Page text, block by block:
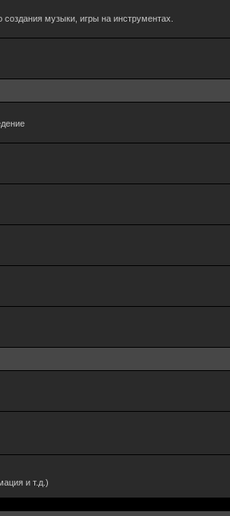
музыки, игры на инструментах.
и т.д.)